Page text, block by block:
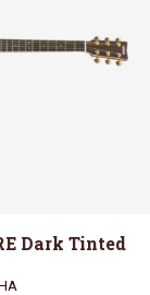
Dark Tinted